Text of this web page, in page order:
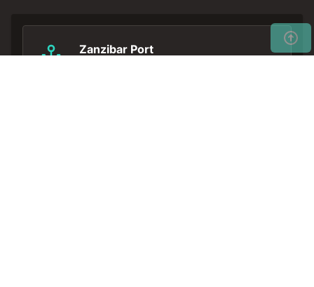
Zanzibar Port